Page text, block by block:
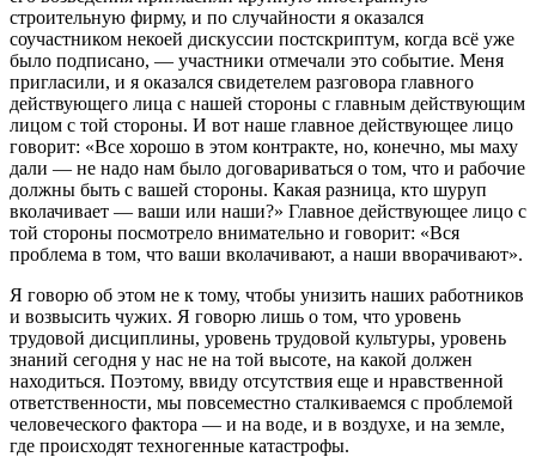
строительную фирму, и по случайности я оказался
соучастником некоей дискуссии постскриптум, когда всё уже
было подписано, — участники отмечали это событие. Меня
пригласили, и я оказался свидетелем разговора главного
действующего лица с нашей стороны с главным действующим
лицом с той стороны. И вот наше главное действующее лицо
говорит: «Все хорошо в этом контракте, но, конечно, мы маху
дали — не надо нам было договариваться о том, что и рабочие
должны быть с вашей стороны. Какая разница, кто шуруп
вколачивает — ваши или наши?» Главное действующее лицо с
той стороны посмотрело внимательно и говорит: «Вся
проблема в том, что ваши вколачивают, а наши вворачивают».
Я говорю об этом не к тому, чтобы унизить наших работников
и возвысить чужих. Я говорю лишь о том, что уровень
трудовой дисциплины, уровень трудовой культуры, уровень
знаний сегодня у нас не на той высоте, на какой должен
находиться. Поэтому, ввиду отсутствия еще и нравственной
ответственности, мы повсеместно сталкиваемся с проблемой
человеческого фактора — и на воде, и в воздухе, и на земле,
где происходят техногенные катастрофы.